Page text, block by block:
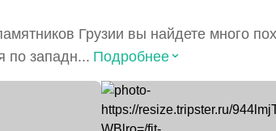
Грузии вы найдете много
по западн... Подробнее⌃